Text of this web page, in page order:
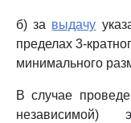
б) за выдачу
пределах 3-
минимального
В случае
независимой)